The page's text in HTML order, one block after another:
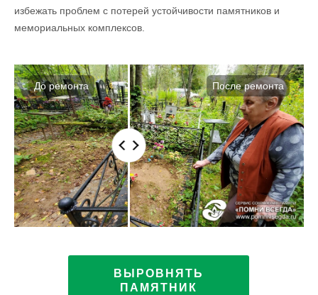
избежать проблем с потерей устойчивости памятников и
мемориальных комплексов.
ВЫРОВНЯТЬ
ПАМЯТНИК